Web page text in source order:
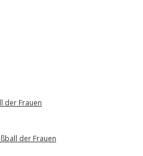
der Frauen
der Frauen